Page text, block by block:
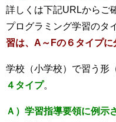
詳しくは下記URLからご
プログラミング学習のタ
習は、A～Fの６タイプに
学校（小学校）で習う形
４タイプ。
Ａ）学習指導要領に例示